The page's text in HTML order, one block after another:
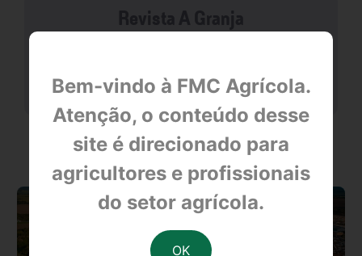
Bem-vindo à FMC Agrícola.
Atenção, o conteúdo desse
site é direcionado para
agricultores e profissionais
do setor agrícola.
null
OUTRAS NOTÍCIAS